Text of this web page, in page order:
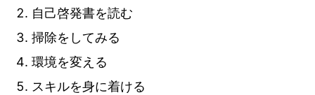
自己啓発書を読む
掃除をしてみる
環境を変える
スキルを身に着ける